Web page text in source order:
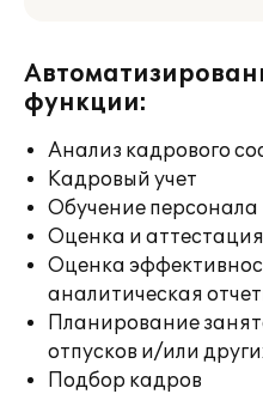
функции:
Анализ кадрового
Кадровый учет
Обучение персонала
Оценка и
Оценка
аналитическая
Планирование
отпусков и/или
Подбор кадров